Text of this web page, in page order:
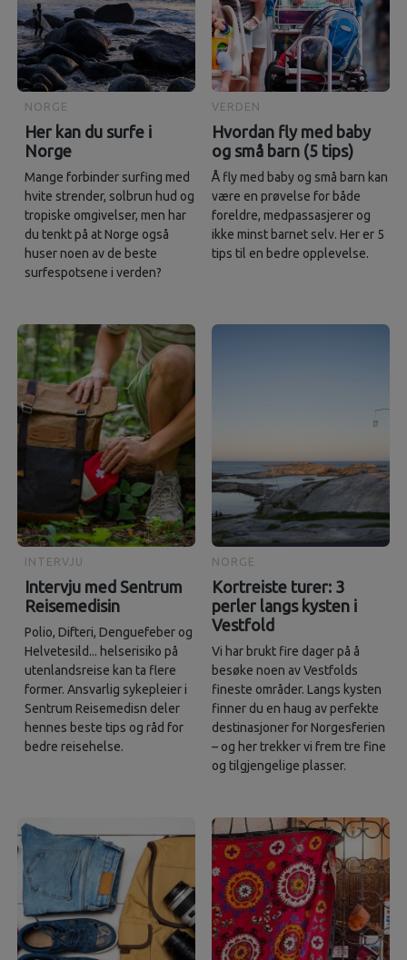
NORGE
Her kan du surfe i
Norge
Mange forbinder surfing med
hvite strender, solbrun hud og
tropiske omgivelser, men har
du tenkt på at Norge også
huser noen av de beste
surfespotsene i verden?
VERDEN
Hvordan fly med baby
og små barn (5 tips)
Å fly med baby og små barn kan
være en prøvelse for både
foreldre, medpassasjerer og
ikke minst barnet selv. Her er 5
tips til en bedre opplevelse.
INTERVJU
Intervju med Sentrum
Reisemedisin
Polio, Difteri, Denguefeber og
Helvetesild... helserisiko på
utenlandsreise kan ta flere
former. Ansvarlig sykepleier i
Sentrum Reisemedisn deler
hennes beste tips og råd for
bedre reisehelse.
NORGE
Kortreiste turer: 3
perler langs kysten i
Vestfold
Vi har brukt fire dager på å
besøke noen av Vestfolds
fineste områder. Langs kysten
finner du en haug av perfekte
destinasjoner for Norgesferien
– og her trekker vi frem tre fine
og tilgjengelige plasser.